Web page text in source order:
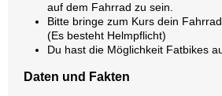
auf dem Fahrrad zu sein.
Bitte bringe zum Kurs dein
(Es besteht Helmpflicht)
Du hast die Möglichkeit Fatbikes
Daten und Fakten